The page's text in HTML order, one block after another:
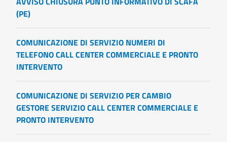
(PE)
COMUNICAZIONE DI SERVIZIO NUMERI DI
TELEFONO CALL CENTER COMMERCIALE E PRONTO
INTERVENTO
COMUNICAZIONE DI SERVIZIO PER CAMBIO
GESTORE SERVIZIO CALL CENTER COMMERCIALE E
PRONTO INTERVENTO